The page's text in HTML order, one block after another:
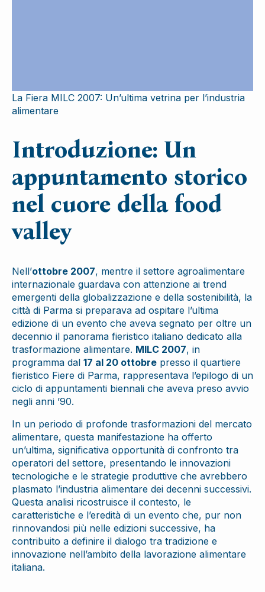
La Fiera MILC 2007: Un’ultima vetrina per l’industria
alimentare
Introduzione: Un
appuntamento storico
nel cuore della food
valley
Nell’ottobre 2007, mentre il settore agroalimentare
internazionale guardava con attenzione ai trend
emergenti della globalizzazione e della sostenibilità, la
città di Parma si preparava ad ospitare l’ultima
edizione di un evento che aveva segnato per oltre un
decennio il panorama fieristico italiano dedicato alla
trasformazione alimentare. MILC 2007, in
programma dal 17 al 20 ottobre presso il quartiere
fieristico Fiere di Parma, rappresentava l’epilogo di un
ciclo di appuntamenti biennali che aveva preso avvio
negli anni ’90.
In un periodo di profonde trasformazioni del mercato
alimentare, questa manifestazione ha offerto
un’ultima, significativa opportunità di confronto tra
operatori del settore, presentando le innovazioni
tecnologiche e le strategie produttive che avrebbero
plasmato l’industria alimentare dei decenni successivi.
Questa analisi ricostruisce il contesto, le
caratteristiche e l’eredità di un evento che, pur non
rinnovandosi più nelle edizioni successive, ha
contribuito a definire il dialogo tra tradizione e
innovazione nell’ambito della lavorazione alimentare
italiana.